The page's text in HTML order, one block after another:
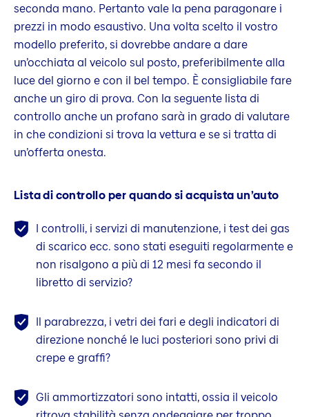
seconda mano. Pertanto vale la pena paragonare i
prezzi in modo esaustivo. Una volta scelto il vostro
modello preferito, si dovrebbe andare a dare
un’occhiata al veicolo sul posto, preferibilmente alla
luce del giorno e con il bel tempo. È consigliabile fare
anche un giro di prova. Con la seguente lista di
controllo anche un profano sarà in grado di valutare
in che condizioni si trova la vettura e se si tratta di
un’offerta onesta.
Lista di controllo per quando si acquista un’auto
I controlli, i servizi di manutenzione, i test dei gas
di scarico ecc. sono stati eseguiti regolarmente e
non risalgono a più di 12 mesi fa secondo il
libretto di servizio?
Il parabrezza, i vetri dei fari e degli indicatori di
direzione nonché le luci posteriori sono privi di
crepe e graffi?
Gli ammortizzatori sono intatti, ossia il veicolo